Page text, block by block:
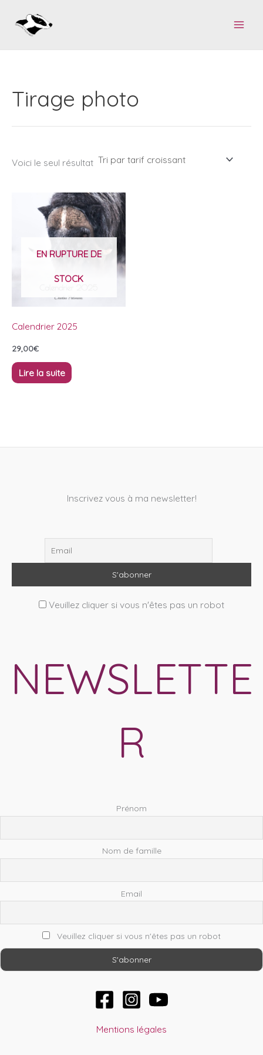
Tirage photo
Voici le seul résultat
EN RUPTURE DE
STOCK
Calendrier 2025
29,00€
Lire la suite
Inscrivez vous à ma newsletter!
Veuillez cliquer si vous n'êtes pas un robot
NEWSLETTE
R
Prénom
Nom de famille
Email
Veuillez cliquer si vous n'êtes pas un robot
Mentions légales